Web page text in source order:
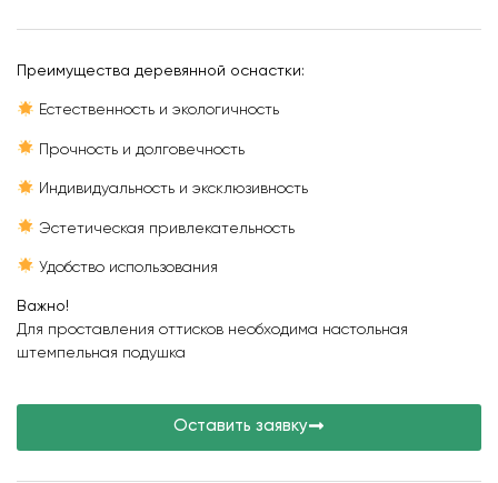
Преимущества деревянной оснастки:
Естественность и экологичность
Прочность и долговечность
Индивидуальность и эксклюзивность
Эстетическая привлекательность
Удобство использования
Важно!
Для проставления оттисков необходима настольная
штемпельная подушка
Оставить заявку